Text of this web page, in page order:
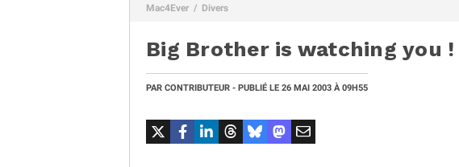
Mac4Ever Divers
Big Brother is watching you !
PAR CONTRIBUTEUR - PUBLIÉ LE 26 MAI 2003 À 09H55